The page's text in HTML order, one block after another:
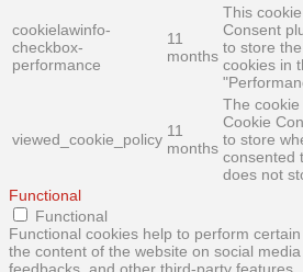
cookielawinfo-
checkbox-
performance
11
months
This
Consent
to store
cookies in
viewed_cookie_policy 11
months
The cookie
Cookie
to store
consented
does not
Functional
Functional
Functional cookies help to perform
the content of the website on social
feedbacks, and other third-party features.